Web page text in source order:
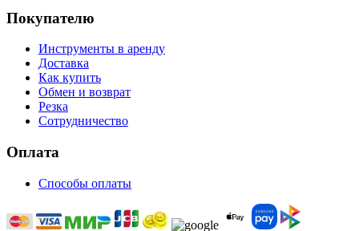
Покупателю
Инструменты в аренду
Доставка
Как купить
Обмен и возврат
Резка
Сотрудничество
Оплата
Способы оплаты